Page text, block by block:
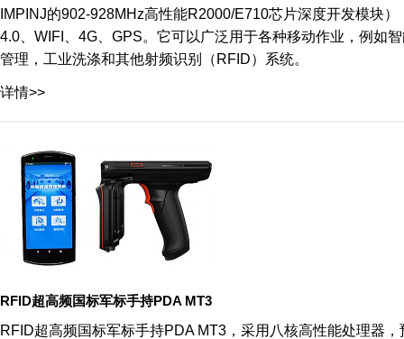
IMPINJ的902-928MHz高性能R2000/E710芯片深度开发模块
4.0、WIFI、4G、GPS。它可以广泛用于各种移动作业，例如
管理，工业洗涤和其他射频识别（RFID）系统。
详情>>
RFID超高频国标军标手持PDA MT3
RFID超高频国标军标手持PDA MT3，采用八核高性能处理器